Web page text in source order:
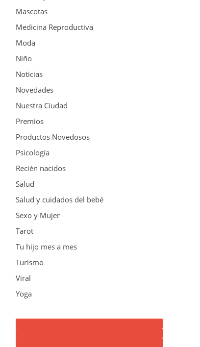
Mascotas
Medicina Reproductiva
Moda
Niño
Noticias
Novedades
Nuestra Ciudad
Premios
Productos Novedosos
Psicología
Recién nacidos
Salud
Salud y cuidados del bebé
Sexo y Mujer
Tarot
Tu hijo mes a mes
Turismo
Viral
Yoga